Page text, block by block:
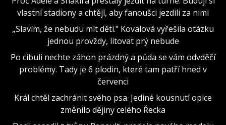
vlastní stadiony a chtějí, aby fanoušci jezdili za nimi
„Slavím, že nebudu mít děti." Kovalová vyřešila otázku
jednou provždy, litovat prý nebude
Po cibuli nechte záhon prázdný a půda se vám odvděčí
problémy. Tady je 6 plodin, které tam patří hned v
červenci
Král chtěl zachránit svého psa. Jediné kousnutí opice
změnilo dějiny celého Řecka